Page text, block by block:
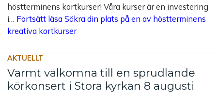
höstterminens kortkurser! Våra kurser är en investering
i… Fortsätt läsa Säkra din plats på en av höstterminens
kreativa kortkurser
AKTUELLT
Varmt välkomna till en sprudlande
körkonsert i Stora kyrkan 8 augusti